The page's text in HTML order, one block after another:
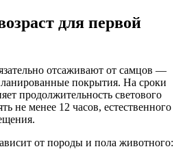
для первой
отсаживают от самцов —
покрытия. На сроки
продолжительность светового
не менее 12 часов, естественного
от породы и пола животного: